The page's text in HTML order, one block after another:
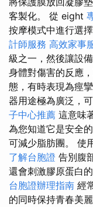
客製化。 從 eight
按摩模式中進行選
計師服務 高效家事
級之一，然後讓設
身體對傷害的反應
態，有時表現為痙
器用途極為廣泛，
子中心推薦 這意味
為您知道它是安全
可減少脂肪團。 使
了解台胞證 告別腹
還會刺激膠原蛋白
台胞證辦理指南 經
的同時保持青春美